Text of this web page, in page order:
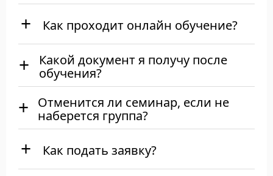
Как проходит онлайн обучение?
Какой документ я получу после
обучения?
Отменится ли семинар, если не
наберется группа?
Как подать заявку?